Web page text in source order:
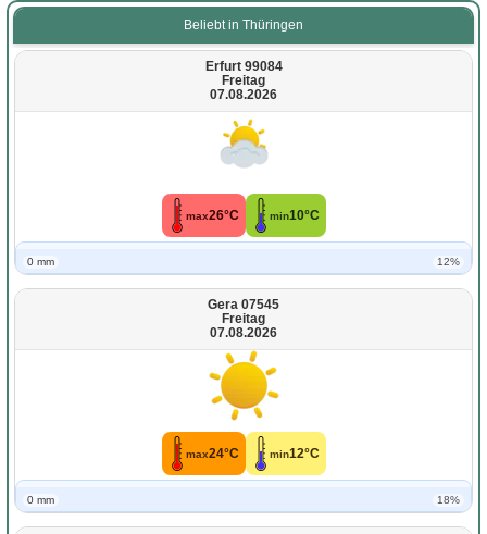
Beliebt in Thüringen
Erfurt 99084
Freitag
07.08.2026
max26°C min10°C
0 mm 12%
Gera 07545
Freitag
07.08.2026
max24°C min12°C
0 mm 18%